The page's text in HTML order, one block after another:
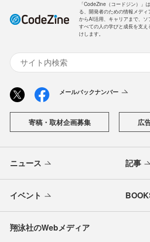
「CodeZine（コードジン）」
る、開発者のための情報メデ
からAI活用、キャリアまで、
すべての人の学びと成長を支
けします。
メールバックナンバー
寄稿・取材企画募集 広
ニュース 記事
イベント
翔泳社のWebメディア